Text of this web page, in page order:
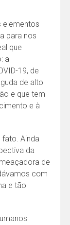
elementos
para nos
que
a
19, de
de alto
e que tem
e à
Ainda
da
de
com
e tão